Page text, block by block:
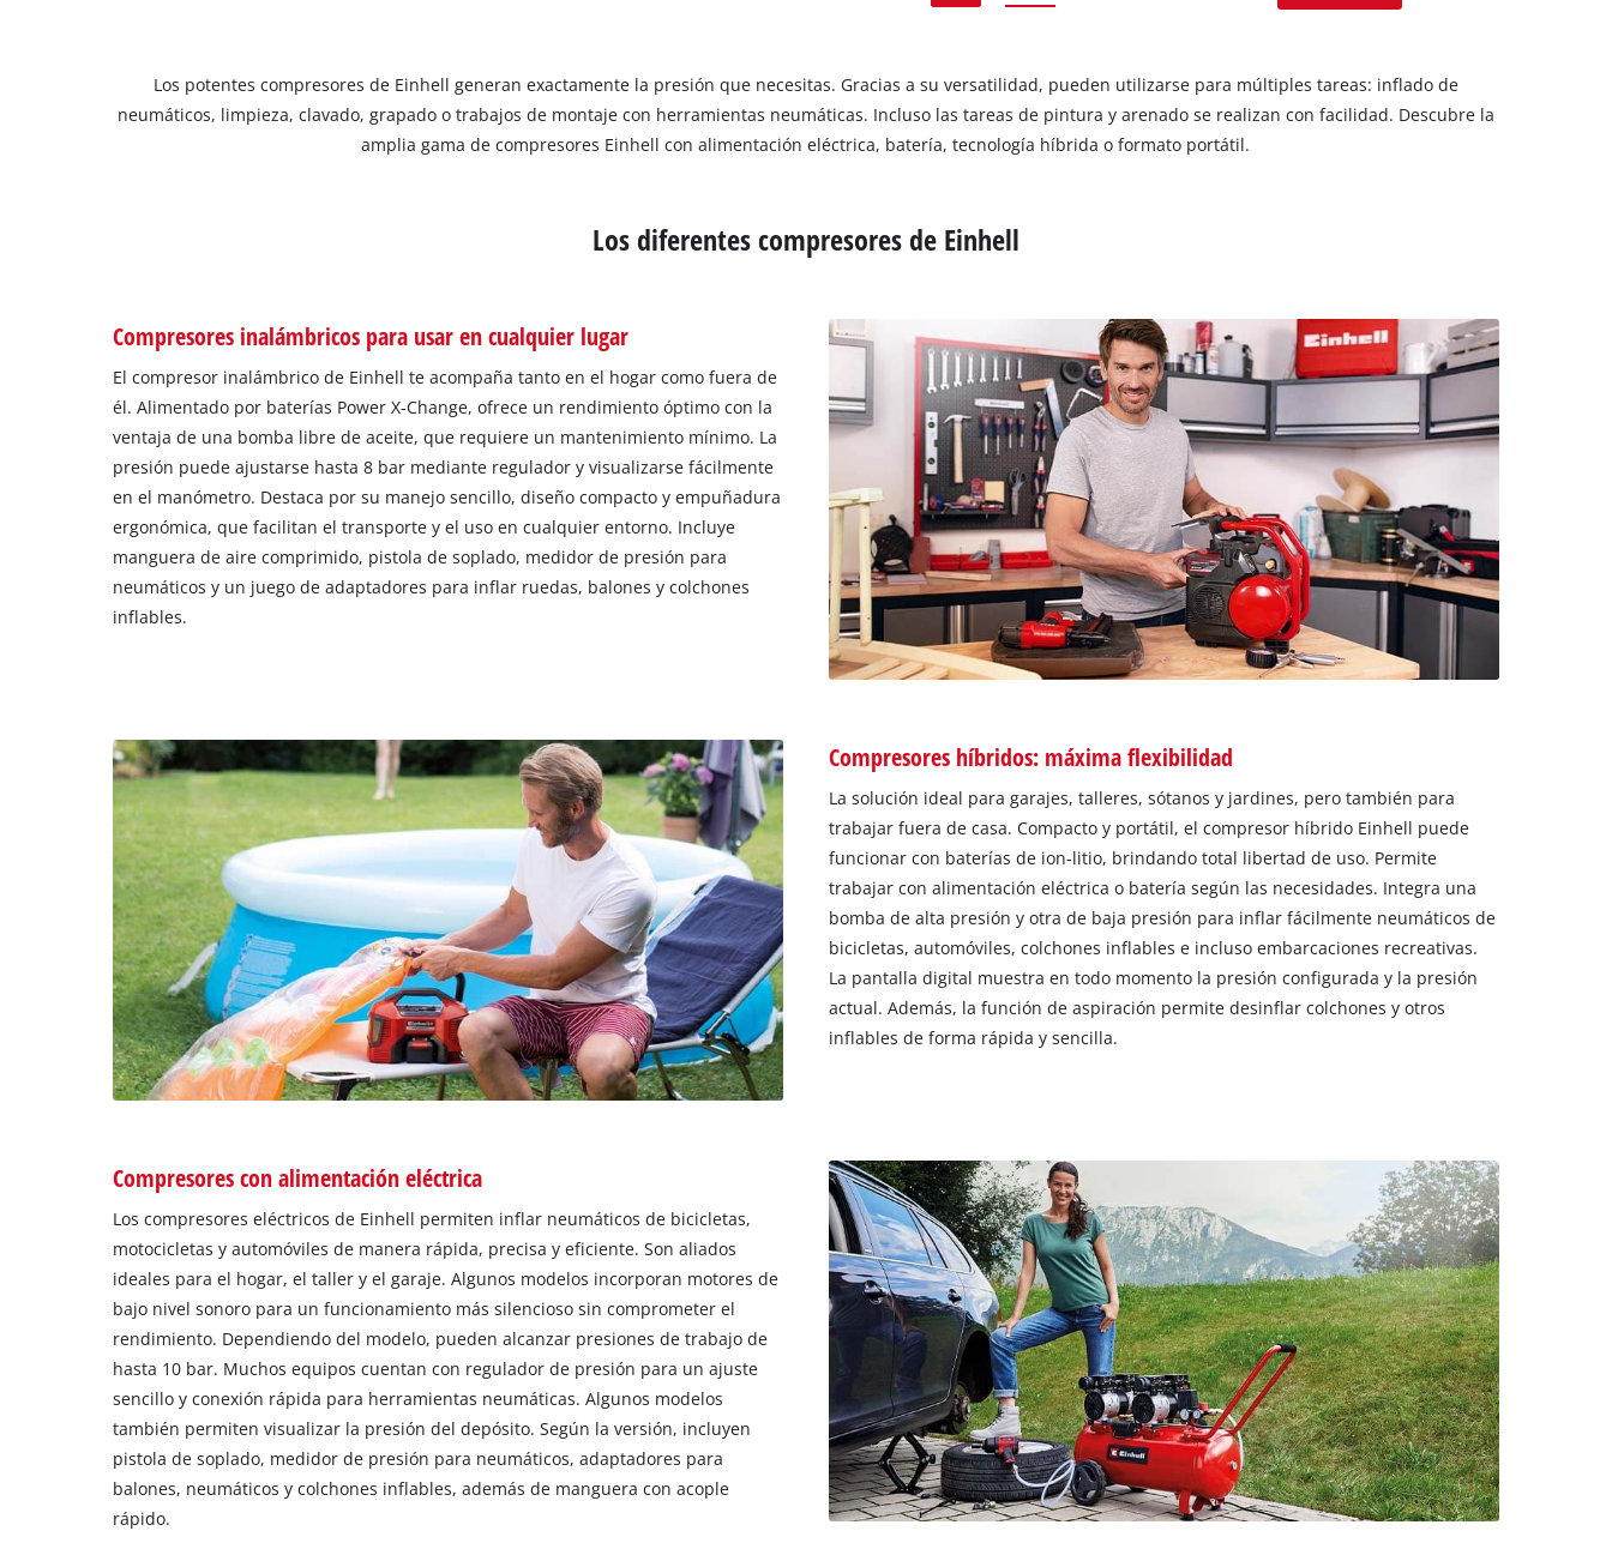
Los potentes compresores de Einhell generan exactamente la presión que necesitas. Gracias a su versatilidad, pueden utilizarse para múltiples tareas: inflado de
neumáticos, limpieza, clavado, grapado o trabajos de montaje con herramientas neumáticas. Incluso las tareas de pintura y arenado se realizan con facilidad. Descubre la
amplia gama de compresores Einhell con alimentación eléctrica, batería, tecnología híbrida o formato portátil.
Los diferentes compresores de Einhell
Compresores inalámbricos para usar en cualquier lugar
El compresor inalámbrico de Einhell te acompaña tanto en el hogar como fuera de
él. Alimentado por baterías Power X-Change, ofrece un rendimiento óptimo con la
ventaja de una bomba libre de aceite, que requiere un mantenimiento mínimo. La
presión puede ajustarse hasta 8 bar mediante regulador y visualizarse fácilmente
en el manómetro. Destaca por su manejo sencillo, diseño compacto y empuñadura
ergonómica, que facilitan el transporte y el uso en cualquier entorno. Incluye
manguera de aire comprimido, pistola de soplado, medidor de presión para
neumáticos y un juego de adaptadores para inflar ruedas, balones y colchones
inflables.
Compresores híbridos: máxima flexibilidad
La solución ideal para garajes, talleres, sótanos y jardines, pero también para
trabajar fuera de casa. Compacto y portátil, el compresor híbrido Einhell puede
funcionar con baterías de ion-litio, brindando total libertad de uso. Permite
trabajar con alimentación eléctrica o batería según las necesidades. Integra una
bomba de alta presión y otra de baja presión para inflar fácilmente neumáticos de
bicicletas, automóviles, colchones inflables e incluso embarcaciones recreativas.
La pantalla digital muestra en todo momento la presión configurada y la presión
actual. Además, la función de aspiración permite desinflar colchones y otros
inflables de forma rápida y sencilla.
Compresores con alimentación eléctrica
Los compresores eléctricos de Einhell permiten inflar neumáticos de bicicletas,
motocicletas y automóviles de manera rápida, precisa y eficiente. Son aliados
ideales para el hogar, el taller y el garaje. Algunos modelos incorporan motores de
bajo nivel sonoro para un funcionamiento más silencioso sin comprometer el
rendimiento. Dependiendo del modelo, pueden alcanzar presiones de trabajo de
hasta 10 bar. Muchos equipos cuentan con regulador de presión para un ajuste
sencillo y conexión rápida para herramientas neumáticas. Algunos modelos
también permiten visualizar la presión del depósito. Según la versión, incluyen
pistola de soplado, medidor de presión para neumáticos, adaptadores para
balones, neumáticos y colchones inflables, además de manguera con acople
rápido.